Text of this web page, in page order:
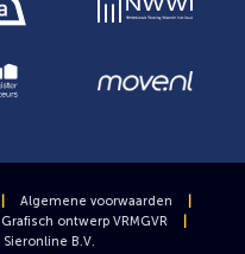
Algemene voorwaarden
Grafisch ontwerp VRMGVR
Sieronline B.V.